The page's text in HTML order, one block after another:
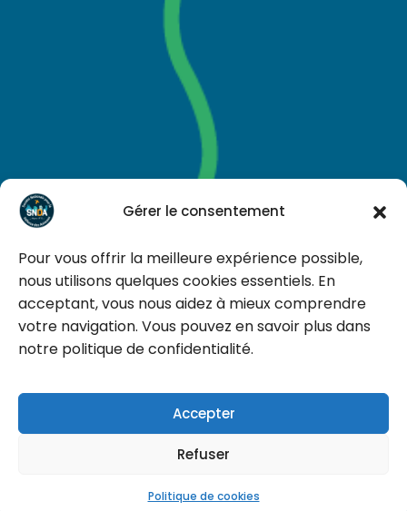
Gérer le consentement
Pour vous offrir la meilleure expérience possible,
nous utilisons quelques cookies essentiels. En
acceptant, vous nous aidez à mieux comprendre
votre navigation. Vous pouvez en savoir plus dans
notre politique de confidentialité.
Accepter
Refuser
Politique de cookies
Faire un don
Un animal est un être qui vit, qui pense, qui souffre
Tous droits réservés © 2026snda.asso.fr|
Politique de confidentialité